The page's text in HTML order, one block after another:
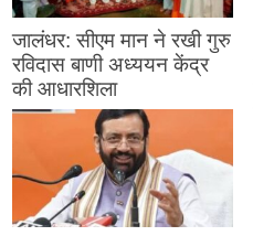
जालंधर: सीएम मान ने रखी गुरु
रविदास बाणी अध्ययन केंद्र
की आधारशिला
August 9, 2026